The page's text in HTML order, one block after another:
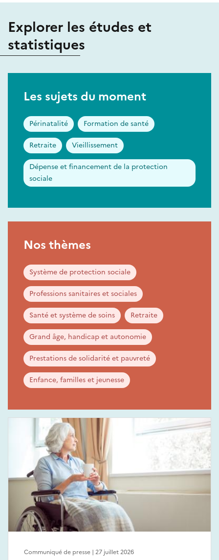
Explorer les études et
statistiques
Les sujets du moment
Périnatalité Formation de santé
Retraite Vieillissement
Dépense et financement de la protection
sociale
Nos thèmes
Système de protection sociale
Professions sanitaires et sociales
Santé et système de soins Retraite
Grand âge, handicap et autonomie
Prestations de solidarité et pauvreté
Enfance, familles et jeunesse
Communiqué de presse | 27 juillet 2026